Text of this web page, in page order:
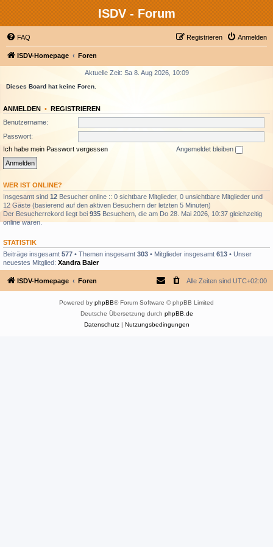
ISDV - Forum
FAQ Anmelden
Registrieren
ISDV-Homepage Foren
Aktuelle Zeit: Sa 8. Aug 2026, 10:09
Dieses Board hat keine Foren.
ANMELDEN • REGISTRIEREN
Benutzername:
Passwort:
Ich habe mein Passwort vergessen
Angemeldet bleiben
WER IST ONLINE?
Insgesamt sind 12 Besucher online :: 0 sichtbare Mitglieder, 0 unsichtbare Mitglieder und
12 Gäste (basierend auf den aktiven Besuchern der letzten 5 Minuten)
Der Besucherrekord liegt bei 935 Besuchern, die am Do 28. Mai 2026, 10:37 gleichzeitig
online waren.
STATISTIK
Beiträge insgesamt 577 • Themen insgesamt 303 • Mitglieder insgesamt 613 • Unser
neuestes Mitglied: Xandra Baier
ISDV-Homepage Foren Alle Zeiten sind UTC+02:00
Powered by phpBB® Forum Software © phpBB Limited
Deutsche Übersetzung durch phpBB.de
Datenschutz| Nutzungsbedingungen